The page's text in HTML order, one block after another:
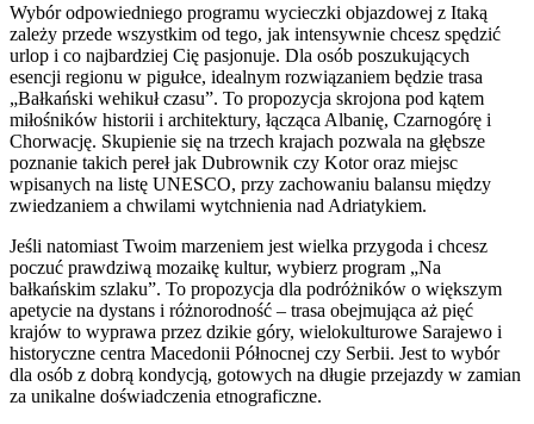
Wybór odpowiedniego programu wycieczki objazdowej z Itaką
zależy przede wszystkim od tego, jak intensywnie chcesz spędzić
urlop i co najbardziej Cię pasjonuje. Dla osób poszukujących
esencji regionu w pigułce, idealnym rozwiązaniem będzie trasa
„Bałkański wehikuł czasu”. To propozycja skrojona pod kątem
miłośników historii i architektury, łącząca Albanię, Czarnogórę i
Chorwację. Skupienie się na trzech krajach pozwala na głębsze
poznanie takich pereł jak Dubrownik czy Kotor oraz miejsc
wpisanych na listę UNESCO, przy zachowaniu balansu między
zwiedzaniem a chwilami wytchnienia nad Adriatykiem.
Jeśli natomiast Twoim marzeniem jest wielka przygoda i chcesz
poczuć prawdziwą mozaikę kultur, wybierz program „Na
bałkańskim szlaku”. To propozycja dla podróżników o większym
apetycie na dystans i różnorodność – trasa obejmująca aż pięć
krajów to wyprawa przez dzikie góry, wielokulturowe Sarajewo i
historyczne centra Macedonii Północnej czy Serbii. Jest to wybór
dla osób z dobrą kondycją, gotowych na długie przejazdy w zamian
za unikalne doświadczenia etnograficzne.